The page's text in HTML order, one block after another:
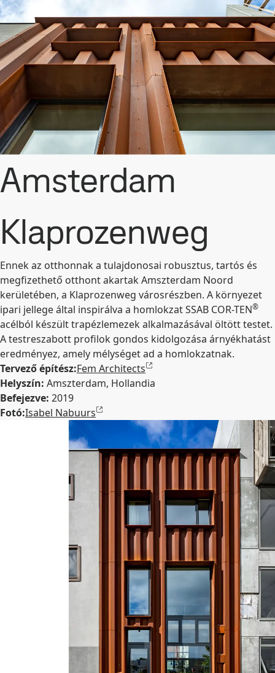
Amsterdam
Klaprozenweg
Ennek az otthonnak a tulajdonosai robusztus, tartós és
megfizethető otthont akartak Amszterdam Noord
kerületében, a Klaprozenweg városrészben. A környezet
ipari jellege által inspirálva a homlokzat SSAB COR-TEN®
acélból készült trapézlemezek alkalmazásával öltött testet.
A testreszabott profilok gondos kidolgozása árnyékhatást
eredményez, amely mélységet ad a homlokzatnak.
Tervező építész:Fem Architects
Helyszín: Amszterdam, Hollandia
Befejezve: 2019
Fotó:Isabel Nabuurs